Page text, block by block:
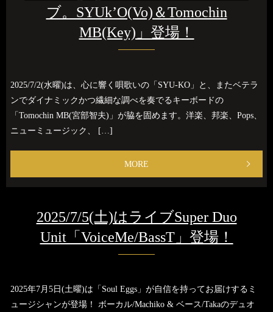
ブ。SYUk’O(Vo)＆Tomochin
MB(Key)」登場！
2025/7/2(水曜)は、心に響く唄歌いの「SYU-KO」と、またベテラ
ンでダイナミックかつ繊細な調べを奏でるキーボードの
「Tomochin MB(宮部智夫)」が脇を固めます。洋楽、邦楽、Pops、
ニューミュージック、 […]
MORE
2025/7/5(土)はライブSuper Duo
Unit「VoiceMe/BassT」登場！
2025年7月5日(土曜)は「Soul Eggs」が自信を持ってお届けするミ
ュージシャンが登場！ ボーカル/Machiko & ベース/Takaのデュオ